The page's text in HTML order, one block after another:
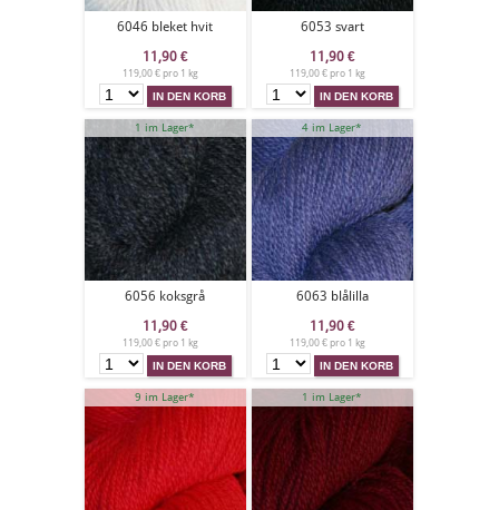
6046 bleket hvit
11,90 €
119,00 € pro 1 kg
6053 svart
11,90 €
119,00 € pro 1 kg
1 im Lager*
6056 koksgrå
11,90 €
119,00 € pro 1 kg
4 im Lager*
6063 blålilla
11,90 €
119,00 € pro 1 kg
9 im Lager* 1 im Lager*